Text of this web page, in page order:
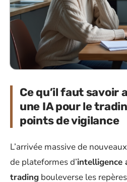
Ce qu’il faut savoir
une IA pour le
points de vigilance
L’arrivée massive de nouveaux
de plateformes d’intelligence
trading bouleverse les